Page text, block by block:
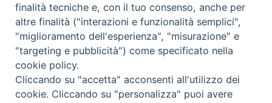
Copyright © 2019 - Tutti i diritti riservati - Vita
Trentina Editrice
finalità tecniche e, con il tuo consenso, anche per
altre finalità ("interazioni e funzionalità semplici",
"miglioramento dell'esperienza", "misurazione" e
"targeting e pubblicità") come specificato nella
cookie policy.
Cliccando su "accetta" acconsenti all'utilizzo dei
cookie. Cliccando su "personalizza" puoi avere